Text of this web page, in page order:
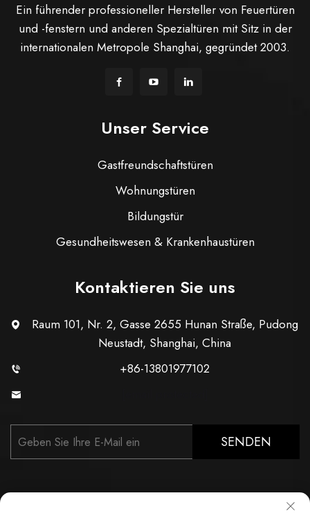
Ein führender professioneller Hersteller von Feuertüren
und -fenstern und anderen Spezialtüren mit Sitz in der
internationalen Metropole Shanghai, gegründet 2003.
Unser Service
Gastfreundschaftstüren
Wohnungstüren
Bildungstür
Gesundheitswesen & Krankenhaustüren
Kontaktieren Sie uns
Raum 101, Nr. 2, Gasse 2655 Hunan Straße, Pudong
Neustadt, Shanghai, China
+86-13801977102
SENDEN